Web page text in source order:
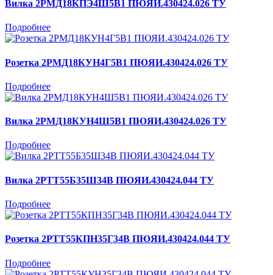
Вилка 2РМД18КПЭ4Ш5В1 ПЮЯИ.430424.026 ТУ
Подробнее
Розетка 2РМД18КУН4Г5В1 ПЮЯИ.430424.026 ТУ
Подробнее
Вилка 2РМД18КУН4Ш5В1 ПЮЯИ.430424.026 ТУ
Подробнее
Вилка 2РТТ55Б35Ш34В ПЮЯИ.430424.044 ТУ
Подробнее
Розетка 2РТТ55КПН35Г34В ПЮЯИ.430424.044 ТУ
Подробнее